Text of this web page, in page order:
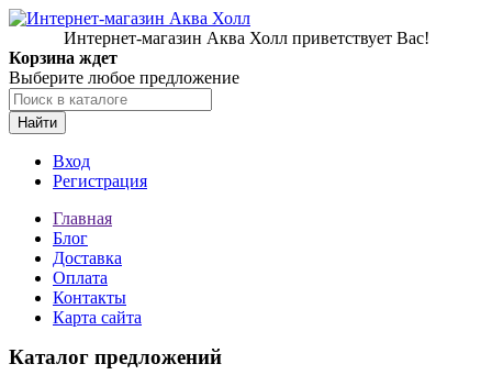
Интернет-магазин Аква Холл приветствует Вас!
Корзина ждет
Выберите любое предложение
Найти
Вход
Регистрация
Главная
Блог
Доставка
Оплата
Контакты
Карта сайта
Каталог предложений